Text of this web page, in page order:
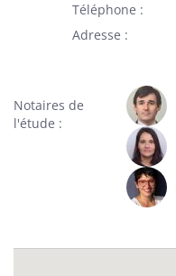
Téléphone
Adresse
Notaires de
l'étude :